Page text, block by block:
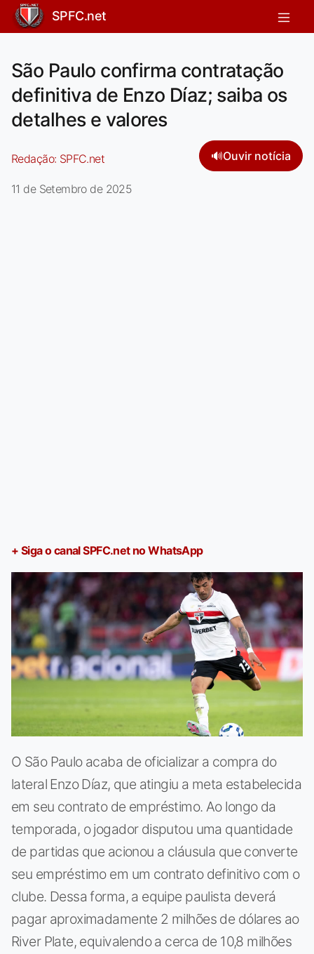
SPFC.net
São Paulo confirma contratação
definitiva de Enzo Díaz; saiba os
detalhes e valores
Redação: SPFC.net 🔊Ouvir notícia
11 de Setembro de 2025
+ Siga o canal SPFC.net no WhatsApp
O São Paulo acaba de oficializar a compra do
lateral Enzo Díaz, que atingiu a meta estabelecida
em seu contrato de empréstimo. Ao longo da
temporada, o jogador disputou uma quantidade
de partidas que acionou a cláusula que converte
seu empréstimo em um contrato definitivo com o
clube. Dessa forma, a equipe paulista deverá
pagar aproximadamente 2 milhões de dólares ao
River Plate, equivalendo a cerca de 10,8 milhões